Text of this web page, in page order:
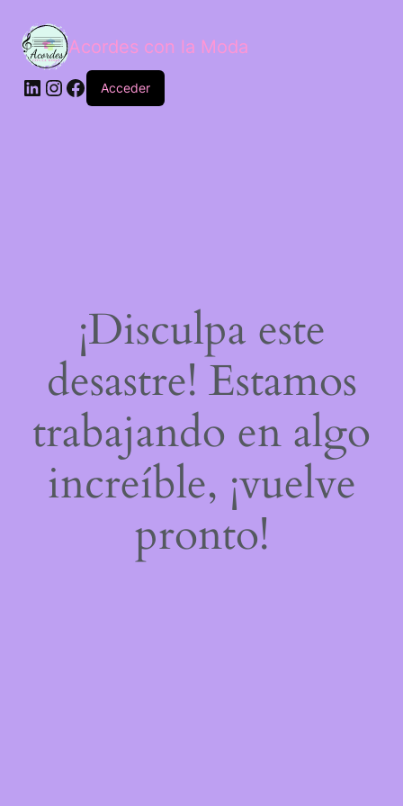
Acordes con la Moda
Acceder
¡Disculpa este
desastre! Estamos
trabajando en algo
increíble, ¡vuelve
pronto!